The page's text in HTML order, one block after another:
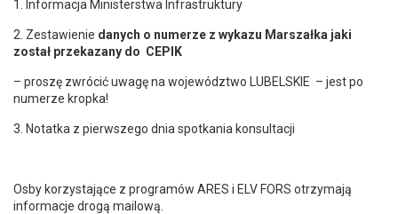
1. Informacja Ministerstwa Infrastruktury
2. Zestawienie danych o numerze z wykazu Marszałka jaki
został przekazany do CEPIK
– proszę zwrócić uwagę na województwo LUBELSKIE – jest po
numerze kropka!
3. Notatka z pierwszego dnia spotkania konsultacji
Osby korzystające z programów ARES i ELV FORS otrzymają
informacje drogą mailową.